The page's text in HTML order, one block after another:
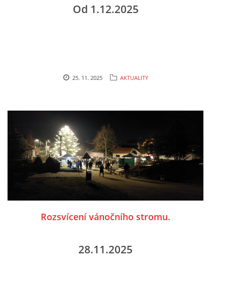
Od 1.12.2025
25. 11. 2025 AKTUALITY
Rozsvícení vánočního stromu.
28.11.2025